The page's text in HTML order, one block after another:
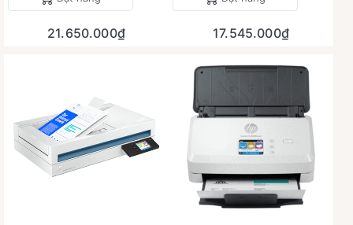
21.650.000₫ 17.545.000₫